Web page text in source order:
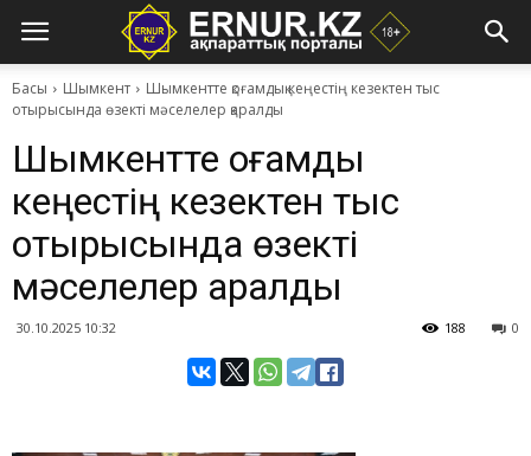
Басы Шымкент
Шымкентте қоғамдық кеңестің кезектен тыс
отырысында өзекті мәселелер қаралды
Шымкентте қоғамдық
кеңестің кезектен тыс
отырысында өзекті
мәселелер қаралды
30.10.2025 10:32 0
188